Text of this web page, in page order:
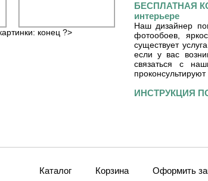
конец ?>
БЕСПЛАТНАЯ
интерьере
Наш дизайнер
фотообоев,
существует
если у вас
связаться с
проконсультируют
ИНСТРУКЦИЯ
Каталог Корзина Оформить